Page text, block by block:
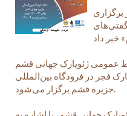
برگزاری
فجر در فرودگاه بین‌المللی
جزیره قشم برگزار می‌شود.